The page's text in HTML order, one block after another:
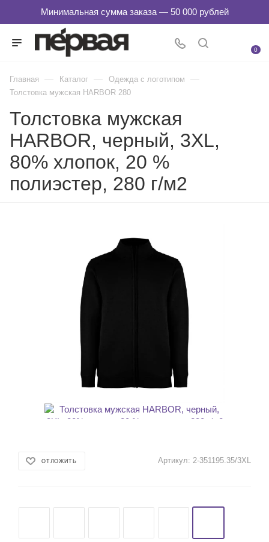
0
Главная — Каталог — Одежда с логотипом —
Толстовка мужская HARBOR 280
Толстовка мужская
HARBOR, черный, 3XL,
80% хлопок, 20 %
полиэстер, 280 г/м2
ОТЛОЖИТЬ Артикул: 2-351195.35/3XL